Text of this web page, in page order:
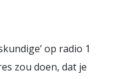
op radio 1
zou doen, dat je